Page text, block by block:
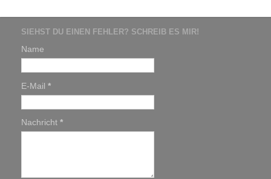
SIEHST DU EINEN FEHLER? SCHREIB ES MIR!
Name
E-Mail *
Nachricht *